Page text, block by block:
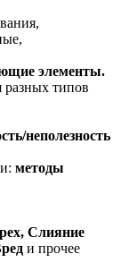
элементы.
разных типов
неполезность
методы
Слияние
и прочее